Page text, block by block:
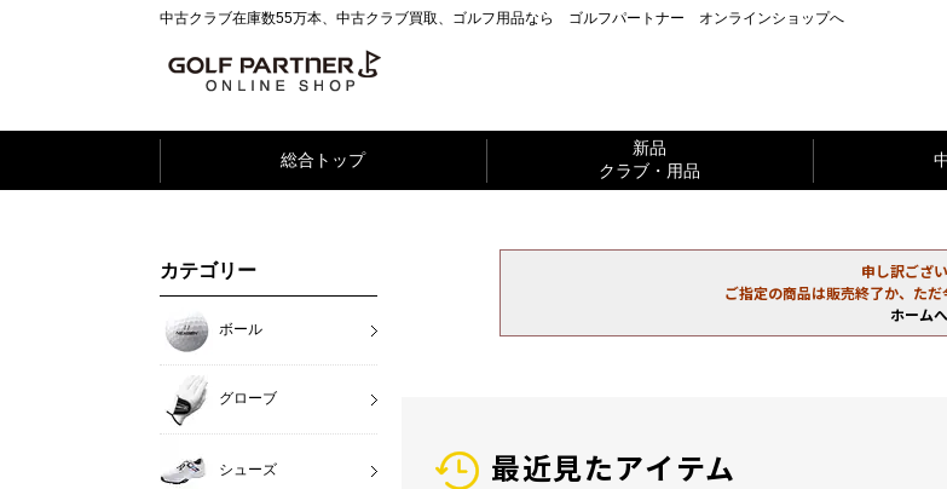
中古クラブ在庫数55万本、中古クラブ買取、ゴルフ用品なら ゴルフパートナー オンラインショップへ
総合トップ
新品
クラブ・用品
申し訳ござ
ご指定の商品は販売終了か、ただ
ホーム
最近見たアイテム
カテゴリー
ボール
グローブ
シューズ